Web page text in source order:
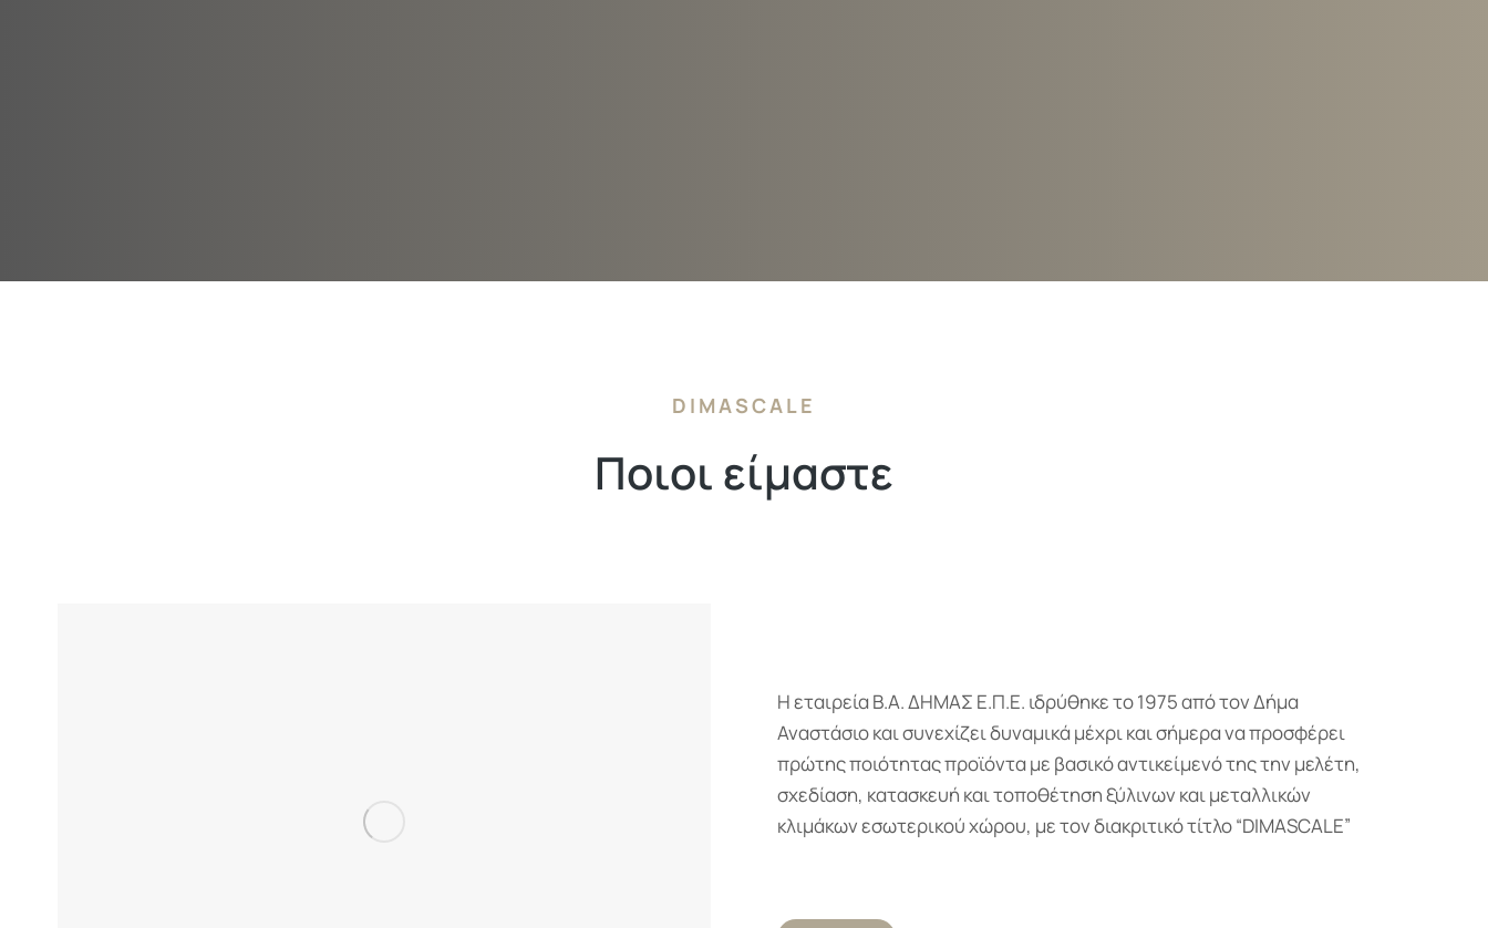
DIMASCALE
Ποιοι είμαστε
Η εταιρεία Β.Α. ΔΗΜΑΣ Ε.Π.Ε. ιδρύθηκε το 1975 από τον Δήμα
Αναστάσιο και συνεχίζει δυναμικά μέχρι και σήμερα να προσφέρει
πρώτης ποιότητας προϊόντα με βασικό αντικείμενό της την μελέτη,
σχεδίαση, κατασκευή και τοποθέτηση ξύλινων και μεταλλικών
κλιμάκων εσωτερικού χώρου, με τον διακριτικό τίτλο “DIMASCALE”